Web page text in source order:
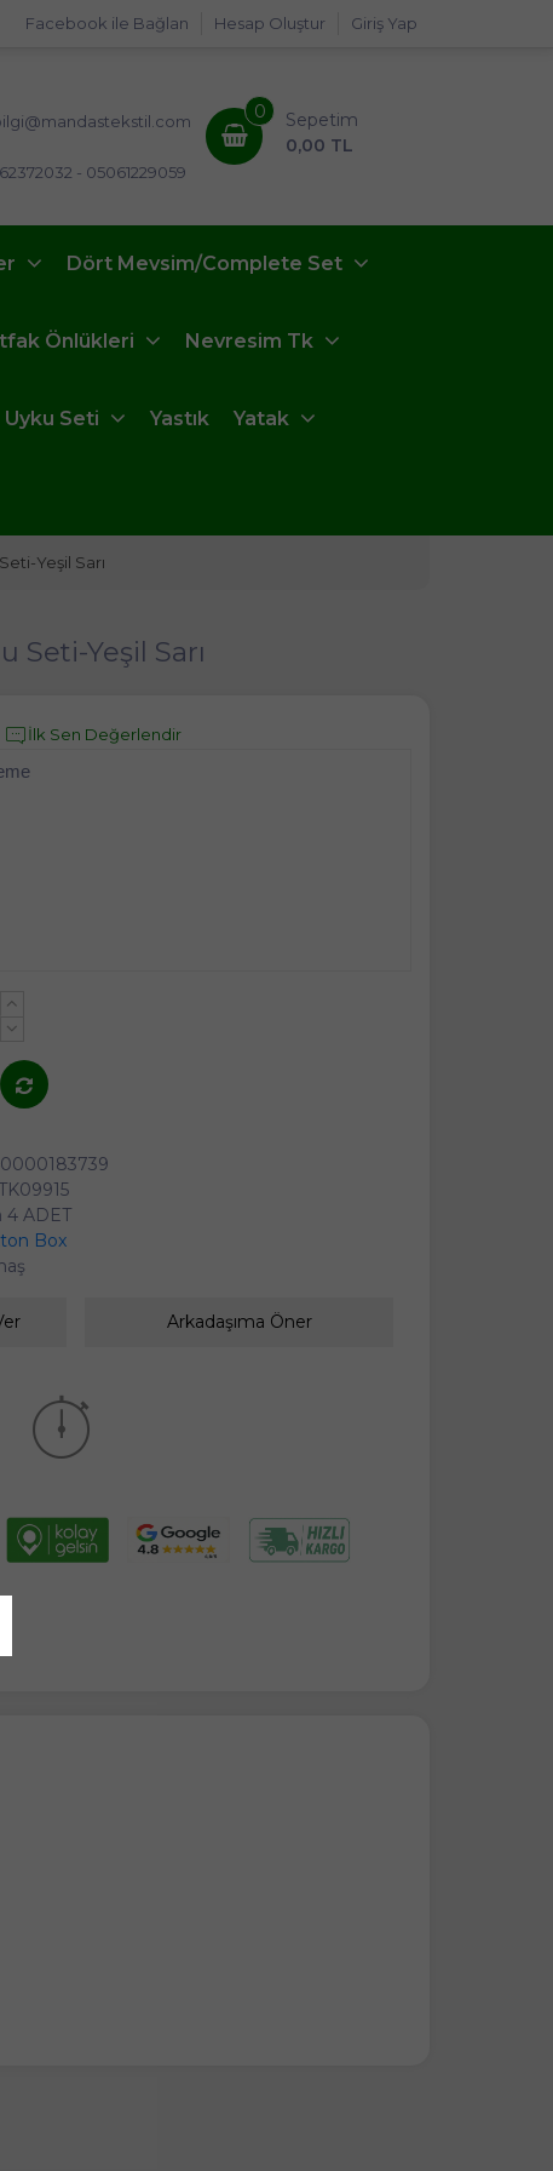
Giriş Yap
Hesap Oluştur
Facebook ile Bağlan
- 05061229059
0
Sepetim
0,00 TL
Dört Mevsim/Complete Set
Önlükleri Nevresim Tk
Uyku Seti Yastık Yatak
Yeşil Sarı
Yeşil Sarı
İlk Sen Değerlendir
+
4 ADET
Box
Arkadaşıma Öner